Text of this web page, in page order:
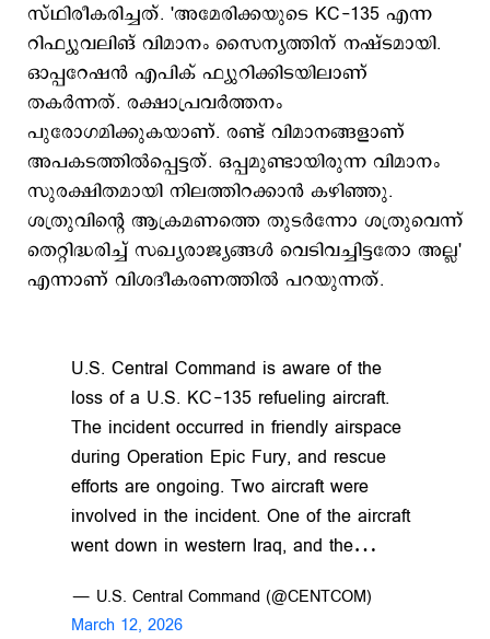
സ്ഥിരീകരിച്ചത്. 'അമേരിക്കയുടെ KC-135 എന്ന
റിഫ്യുവലിങ് വിമാനം സൈന്യത്തിന് നഷ്ടമായി.
ഓപ്പറേഷന്‍ എപിക് ഫ്യുറിക്കിടയിലാണ്
തകര്‍ന്നത്. രക്ഷാപ്രവര്‍ത്തനം
പുരോഗമിക്കുകയാണ്. രണ്ട് വിമാനങ്ങളാണ്
അപകടത്തില്‍പ്പെട്ടത്. ഒപ്പമുണ്ടായിരുന്ന വിമാനം
സുരക്ഷിതമായി നിലത്തിറക്കാന്‍ കഴിഞ്ഞു.
ശത്രുവിന്‍റെ ആക്രമണത്തെ തുടര്‍ന്നോ ശത്രുവെന്ന്
തെറ്റിദ്ധരിച്ച് സഖ്യരാജ്യങ്ങള്‍ വെടിവച്ചിട്ടതോ അല്ല'
എന്നാണ് വിശദീകരണത്തില്‍ പറയുന്നത്.
U.S. Central Command is aware of the
loss of a U.S. KC-135 refueling aircraft.
The incident occurred in friendly airspace
during Operation Epic Fury, and rescue
efforts are ongoing. Two aircraft were
involved in the incident. One of the aircraft
went down in western Iraq, and the…
— U.S. Central Command (@CENTCOM)
March 12, 2026